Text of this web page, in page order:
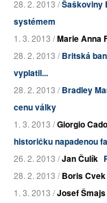
28. 2. 2013 /Šaškoviny
systémem
1. 3. 2013 /Marie Anna
28. 2. 2013 /Britská
vyplatil...
28. 2. 2013 /Bradley
cenu války
1. 3. 2013 /Giorgio
historičku napadenou
26. 2. 2013 /Jan Čulík
28. 2. 2013 /Boris Cvek
1. 3. 2013 /Josef Šmajs